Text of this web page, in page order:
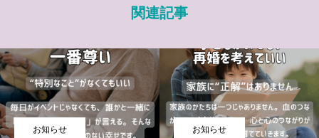
関連記事
お知らせ お知らせ